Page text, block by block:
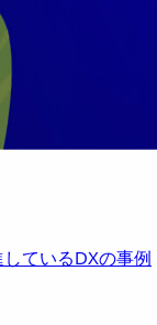
ているDXの事例